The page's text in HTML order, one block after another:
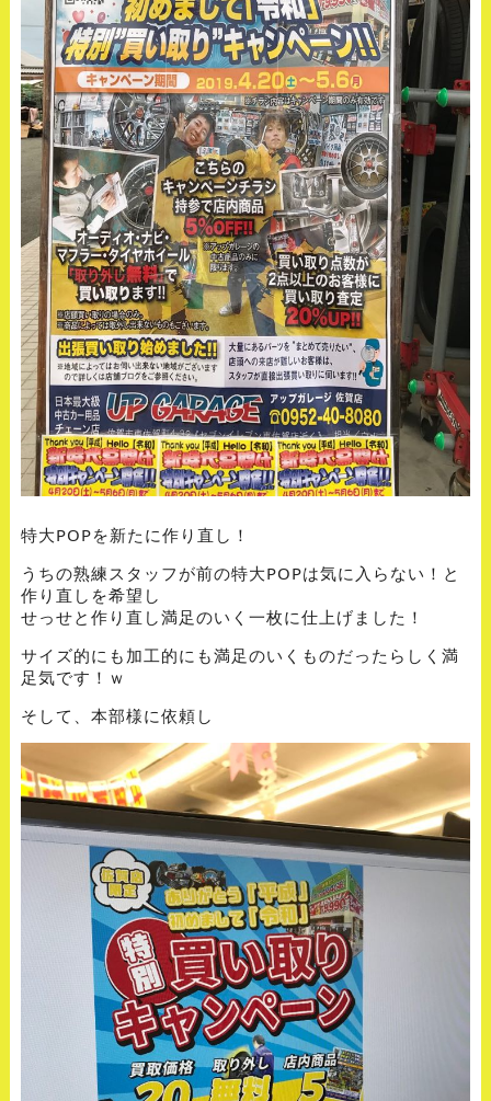
特大POPを新たに作り直し！
うちの熟練スタッフが前の特大POPは気に入らない！と
作り直しを希望し
せっせと作り直し満足のいく一枚に仕上げました！
サイズ的にも加工的にも満足のいくものだったらしく満
足気です！ｗ
そして、本部様に依頼し